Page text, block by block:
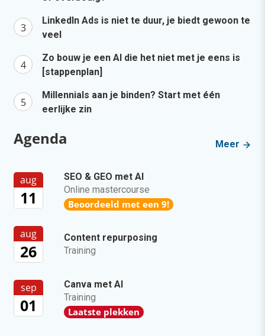
LinkedIn Ads is niet te duur, je biedt gewoon te
veel
Zo bouw je een AI die het niet met je eens is
[stappenplan]
Millennials aan je binden? Start met één
eerlijke zin
Agenda Meer
aug
11
SEO & GEO met AI
Online mastercourse
Beoordeeld met een 9!
aug
26
Content repurposing
Training
sep
01
Canva met AI
Training
Laatste plekken